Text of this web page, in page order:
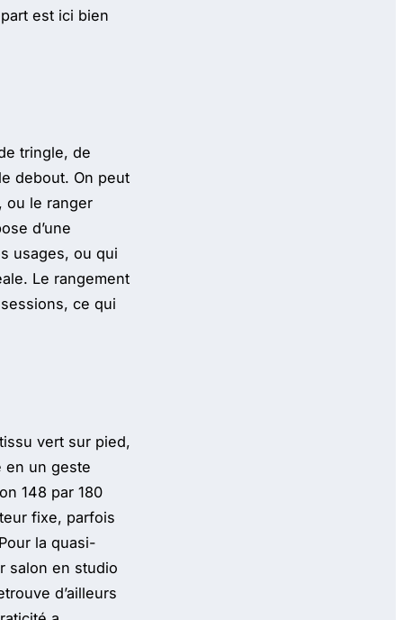
est ici bien
tringle, de
debout. On peut
ou le ranger
d’une
usages, ou qui
Le rangement
ce qui
vert sur pied,
en un geste
148 par 180
fixe, parfois
la quasi-
salon en studio
d’ailleurs